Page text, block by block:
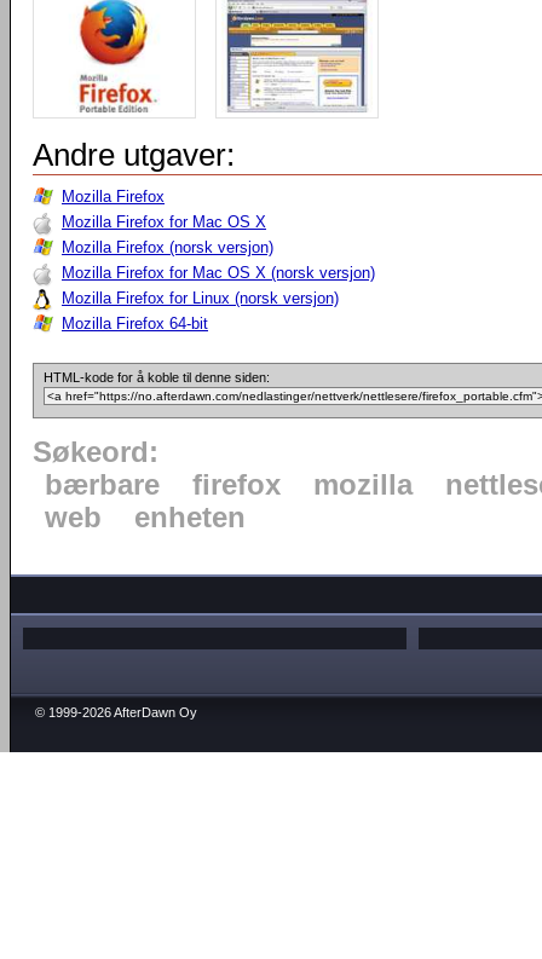
Andre utgaver:
Mozilla Firefox
Mozilla Firefox for Mac OS X
Mozilla Firefox (norsk versjon)
Mozilla Firefox for Mac OS X (norsk versjon)
Mozilla Firefox for Linux (norsk versjon)
Mozilla Firefox 64-bit
HTML-kode for å koble til denne siden:
Søkeord:
bærbare
firefox mozilla
web
enheten
© 1999-2026 AfterDawn Oy